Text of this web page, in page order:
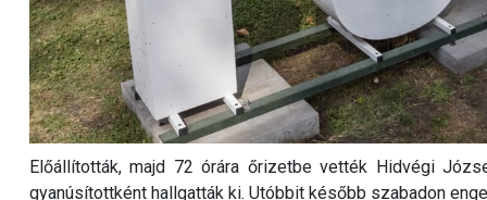
Előállították, majd 72 órára őrizetbe vették Hidvégi
gyanúsítottként hallgatták ki. Utóbbit később szabadon